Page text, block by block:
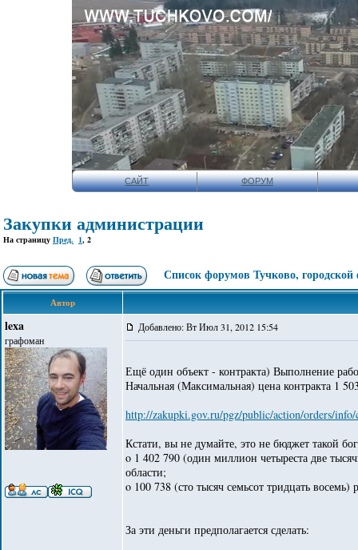
САЙТ ФОРУМ
Закупки администрации
На страницу Пред. 1, 2
Список форумов Тучково,
Автор
lexa
графоман
Добавлено: Вт Июл 31, 2012 15:54
Ещё один объект - контракта) Выполнение
Начальная (Максимальная) цена контракта 1
http://zakupki.gov.ru/pgz/public/action/orders/
Кстати, вы не думайте, это не бюджет такой
o 1 402 790 (один миллион четыреста две
области;
o 100 738 (сто тысяч семьсот тридцать
За эти деньги предполагается сделать: